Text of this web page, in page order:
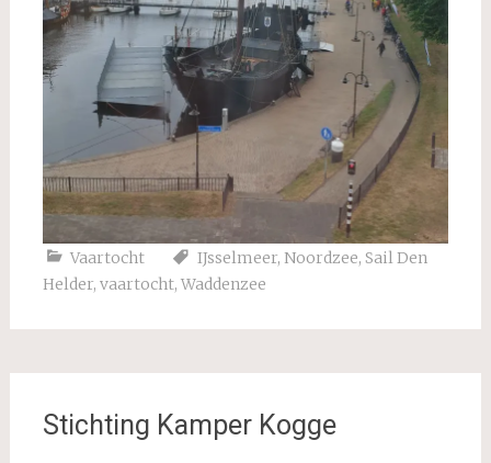
Vaartocht IJsselmeer, Noordzee, Sail Den
Helder, vaartocht, Waddenzee
Stichting Kamper Kogge